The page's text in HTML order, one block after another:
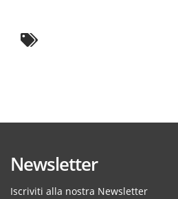
Newsletter
Iscriviti alla nostra Newsletter